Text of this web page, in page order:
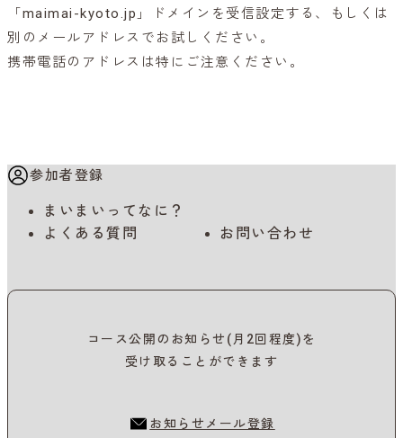
「maimai-kyoto.jp」ドメインを受信設定する、もしくは
別のメールアドレスでお試しください。
携帯電話のアドレスは特にご注意ください。
参加者登録
まいまいってなに？
よくある質問
お問い合わせ
コース公開のお知らせ(月2回程度)を
受け取ることができます
お知らせメール登録